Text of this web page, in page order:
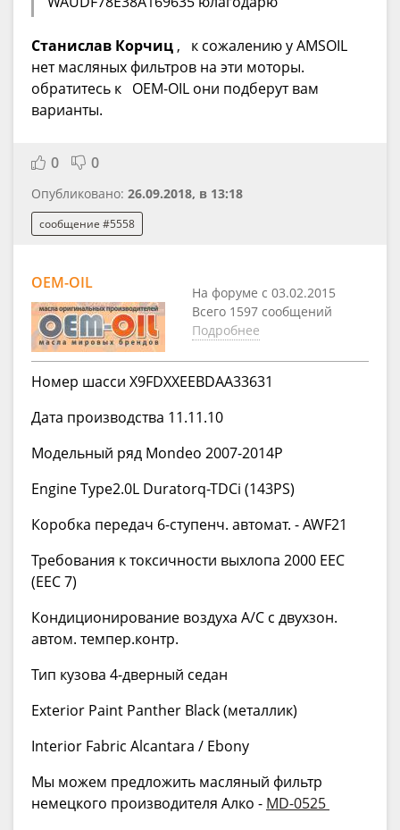
Станислав Корчиц ,
к сожалению у AMSOIL
нет масляных фильтров на эти моторы.
обратитесь к OEM-OIL они подберут вам
варианты.
0 0
Опубликовано: 26.09.2018, в 13:18
сообщение #5558
OEM-OIL
На форуме с 03.02.2015
Всего 1597 сообщений
Подробнее
Номер шасси X9FDXXEEBDAA33631
Дата производства 11.11.10
Модельный ряд Mondeo 2007-2014P
Engine Type2.0L Duratorq-TDCi (143PS)
Коробка передач 6-ступенч. автомат. - AWF21
Требования к токсичности выхлопа 2000 EEC
(EEC 7)
Кондиционирование воздуха А/С с двухзон.
автом. темпер.контр.
Тип кузова 4-дверный седан
Exterior Paint Panther Black (металлик)
Interior Fabric Alcantara / Ebony
Мы можем предложить масляный фильтр
немецкого производителя Алко - MD-0525